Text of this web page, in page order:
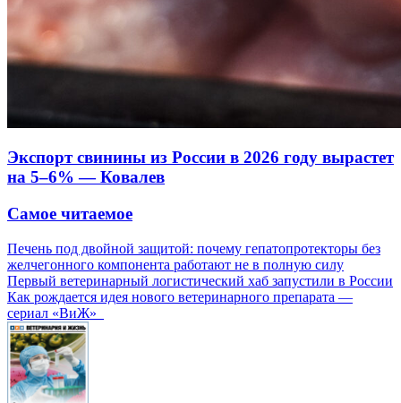
Экспорт свинины из России в 2026 году вырастет
на 5–6% — Ковалев
Самое читаемое
Печень под двойной защитой: почему гепатопротекторы без
желчегонного компонента работают не в полную силу
Первый ветеринарный логистический хаб запустили в России
Как рождается идея нового ветеринарного препарата —
сериал «ВиЖ»